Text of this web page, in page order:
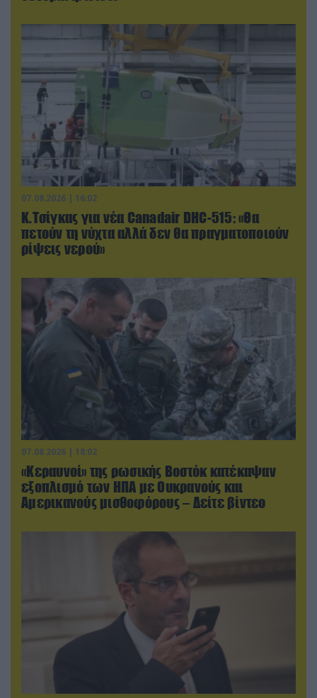
07.08.2026 | 16:02
Κ.Τσίγκας για νέα Canadair DHC-515: «Θα
πετούν τη νύχτα αλλά δεν θα πραγματοποιούν
ρίψεις νερού»
07.08.2026 | 18:02
«Κεραυνοί» της ρωσικής Βοστόκ κατέκαψαν
εξοπλισμό των ΗΠΑ με Ουκρανούς και
Αμερικανούς μισθοφόρους – Δείτε βίντεο